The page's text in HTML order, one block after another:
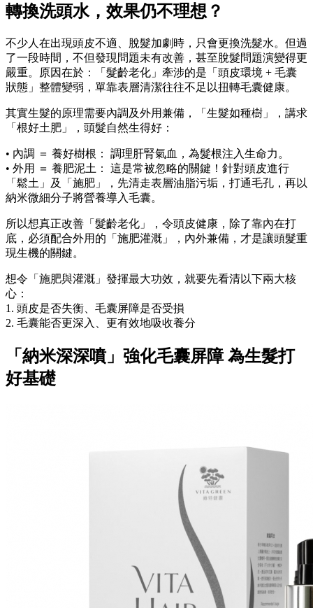
轉換洗頭水，效果仍不理想？
不少人在出現頭皮不適、脫髮加劇時，只會更換洗髮水。但過
了一段時間，不但發現問題未有改善，甚至脫髮問題演變得更
嚴重。原因在於：「髮齡老化」牽涉的是「頭皮環境 + 毛囊
狀態」整體變弱，單靠表層清潔往往不足以扭轉毛囊健康。
其實生髮的原理需要內調及外用兼備，「生髮如種樹」，講求
「根好土肥」，頭髮自然生得好：
• 內調 ＝ 養好樹根： 調理肝腎氣血，為髮根注入生命力。
• 外用 ＝ 養肥泥土： 這是常被忽略的關鍵！針對頭皮進行
「鬆土」及「施肥」，先清走表層油脂污垢，打通毛孔，再以
納米微細分子將營養導入毛囊。
所以想真正改善「髮齡老化」，令頭皮健康，除了靠內在打
底，必須配合外用的「施肥灌溉」，內外兼備，才是讓頭髮重
現生機的關鍵。
想令「施肥與灌溉」發揮最大功效，就要先看清以下兩大核
心：
1. 頭皮是否失衡、毛囊屏障是否受損
2. 毛囊能否更深入、更有效地吸收養分
「納米深深噴」強化毛囊屏障 為生髮打
好基礎